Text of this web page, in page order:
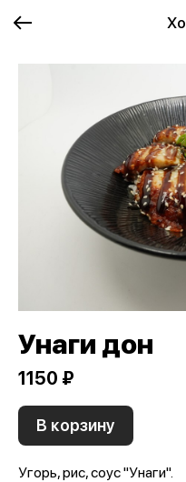
Унаги дон
1150 ₽
В корзину
Угорь, рис, соус "Унаги".